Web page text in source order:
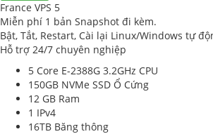
France VPS 5
Miễn phí 1 bản Snapshot đi kèm.
Bật, Tắt, Restart, Cài lại Linux/Windows tự
Hỗ trợ 24/7 chuyên nghiệp
5 Core E-2388G 3.2GHz CPU
150GB NVMe SSD Ổ Cứng
12 GB Ram
1 IPv4
16TB Băng thông